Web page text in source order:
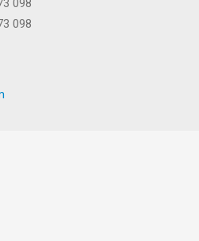
098
098